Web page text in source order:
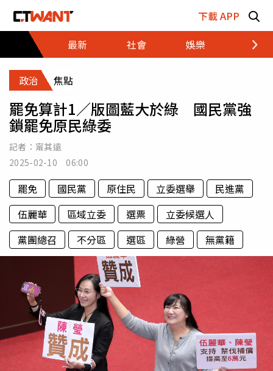
下載 APP
最新
社會 娛樂 財經
政治 焦點
罷免算計1／版圖藍大於綠 國民黨強
鎖罷免原民綠委
記者： 甯其遠
2025-02-10 06:00
罷免 國民黨 原住民 立委選舉
民進黨
伍麗華
區域立委 選票
立委候選人
黨團總召
不分區 選區 綠營 無黨籍